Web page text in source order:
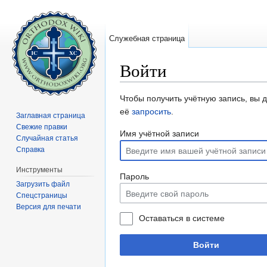
Войти
Чтобы получить учётную запись, вы
её запросить.
Имя учётной записи
Пароль
Оставаться в системе
Войти
Служебная страница
Заглавная страница
Свежие правки
Случайная статья
Справка
Инструменты
Загрузить файл
Спецстраницы
Версия для печати